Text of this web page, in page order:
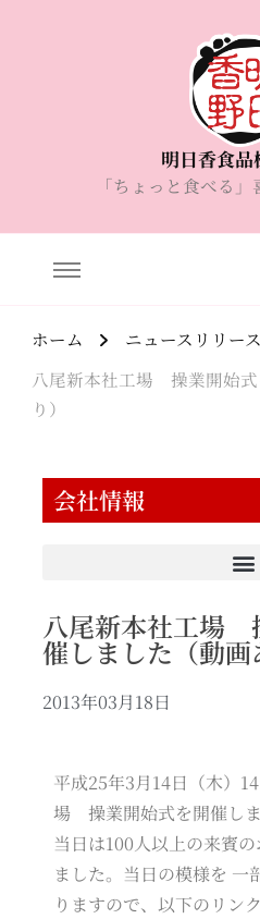
明日香食品
「ちょっと食べる
ホーム
ニュースリリース
八尾新本社工場 操業開始
り）
会社情報
八尾新本社工場
催しました（動画
2013年03月18日
平成25年3月14日（木）
場 操業開始式を開催しま
当日は100人以上の来賓
ました。当日の模様を 一
りますので、以下のリン